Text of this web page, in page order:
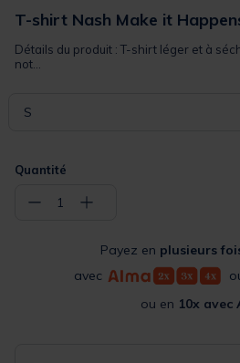
T-shirt Nash Make it
Détails du produit : T-shirt léger et à
not...
S
Quantité
− 1 +
Payez en plusieurs
avec
ou en 10x avec